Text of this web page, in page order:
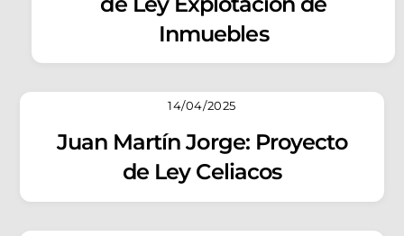
Inmuebles
14/04/2025
Juan Martín Jorge: Proyecto
de Ley Celiacos